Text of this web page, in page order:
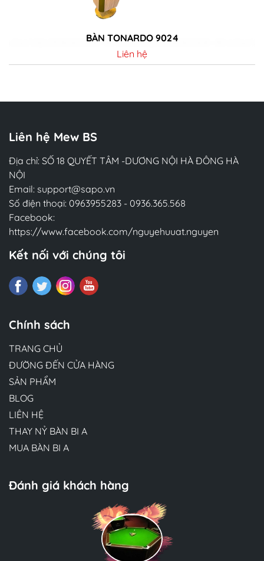
BÀN TONARDO 9024
Liên hệ
Liên hệ Mew BS
Địa chỉ: SỐ 18 QUYẾT TÂM -DƯƠNG NỘI HÀ ĐÔNG HÀ
NỘI
Email: support@sapo.vn
Số điện thoại: 0963955283 - 0936.365.568
Facebook:
https://www.facebook.com/nguyehuuat.nguyen
Kết nối với chúng tôi
Chính sách
TRANG CHỦ
ĐƯỜNG ĐẾN CỬA HÀNG
SẢN PHẨM
BLOG
LIÊN HỆ
THAY NỶ BÀN BI A
MUA BÀN BI A
Đánh giá khách hàng